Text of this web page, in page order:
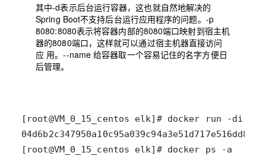
其中-d表示后台运行容器，这也就自然地解决的
Spring Boot不支持后台运行应用程序的问题。-p
8080:8080表示将容器内部的8080端口映射到宿主机
器的8080端口，这样就可以通过宿主机器直接访问
应 用。--name 给容器取一个容易记住的名字方便日
后管理。